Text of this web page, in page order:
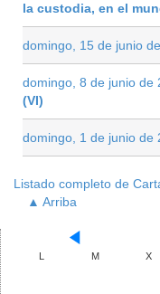
la custodia, en el
domingo, 15 de junio
domingo, 8 de junio de
(VI)
domingo, 1 de junio de
Listado completo de
▲ Arriba
L
M X